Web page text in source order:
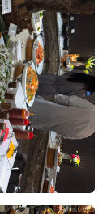
서도 가장 기억
갈비는 생각보
않았어요. 육
마자 "이건 꼭
요.
았는데, 전문
웠습니다.
가 좋아서 비린
이 가더라고
도 충분히 만족
0
웨딩홀 시식에